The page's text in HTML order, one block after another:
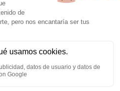
Añadir a la cesta